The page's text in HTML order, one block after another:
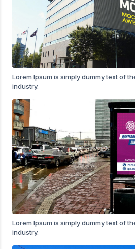
Lorem Ipsum is simply dummy text of
industry.
Lorem Ipsum is simply dummy text of
industry.